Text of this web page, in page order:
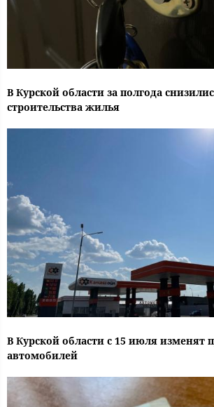
В Курской области за полгода
строительства жилья
В Курской области с 15 июля изменят
автомобилей